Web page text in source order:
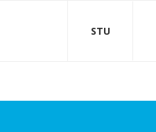
STU